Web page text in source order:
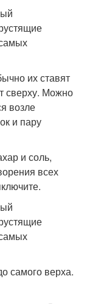
их ставят
сверху. Можно
возле
и пару
и соль,
всех
самого верха.